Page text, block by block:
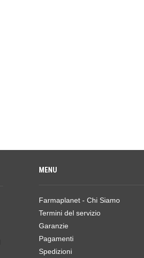
MENU
Farmaplanet - Chi Siamo
Termini del servizio
Garanzie
Pagamenti
Spedizioni